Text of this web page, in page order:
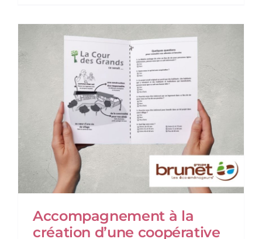
Accompagnement à la
création d’une coopérative